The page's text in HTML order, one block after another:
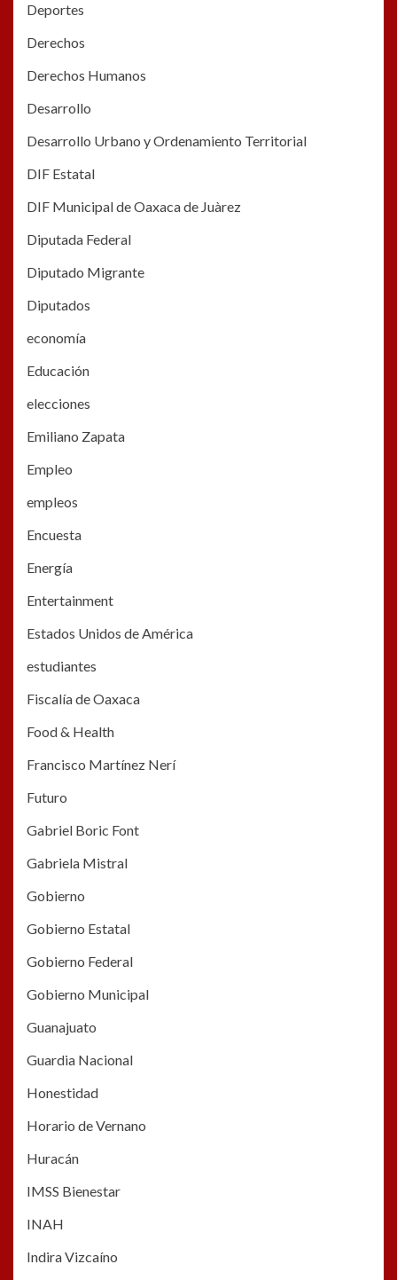
Deportes
Derechos
Derechos Humanos
Desarrollo
Desarrollo Urbano y Ordenamiento Territorial
DIF Estatal
DIF Municipal de Oaxaca de Juàrez
Diputada Federal
Diputado Migrante
Diputados
economía
Educación
elecciones
Emiliano Zapata
Empleo
empleos
Encuesta
Energía
Entertainment
Estados Unidos de América
estudiantes
Fiscalía de Oaxaca
Food & Health
Francisco Martínez Nerí
Futuro
Gabriel Boric Font
Gabriela Mistral
Gobierno
Gobierno Estatal
Gobierno Federal
Gobierno Municipal
Guanajuato
Guardia Nacional
Honestidad
Horario de Vernano
Huracán
IMSS Bienestar
INAH
Indira Vizcaíno